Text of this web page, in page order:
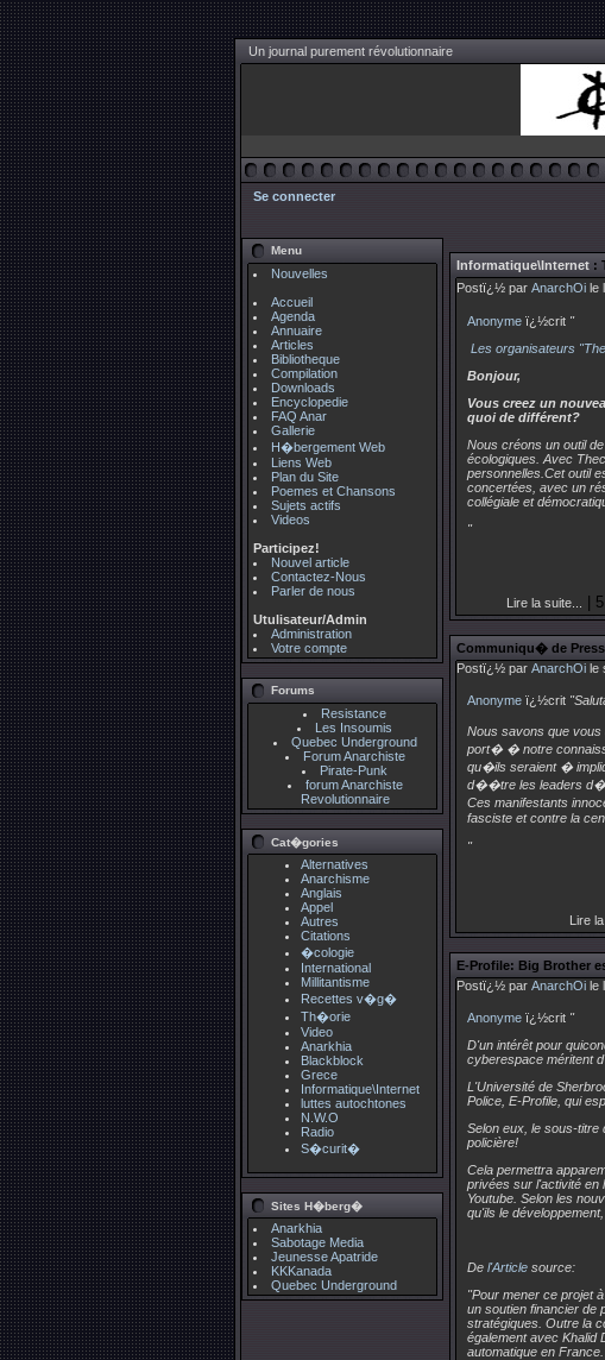
Un journal purement révolutionnaire
Se connecter
Menu
Nouvelles
Accueil
Agenda
Annuaire
Articles
Bibliotheque
Compilation
Downloads
Encyclopedie
FAQ Anar
Gallerie
H�bergement Web
Liens Web
Plan du Site
Poemes et Chansons
Sujets actifs
Videos
Participez!
Nouvel article
Contactez-Nous
Parler de nous
Utulisateur/Admin
Administration
Votre compte
Forums
Resistance
Les Insoumis
Quebec Underground
Forum Anarchiste
Pirate-Punk
forum Anarchiste
Revolutionnaire
Cat�gories
Alternatives
Anarchisme
Anglais
Appel
Autres
Citations
�cologie
International
Millitantisme
Recettes v�g�
Th�orie
Video
Anarkhia
Blackblock
Grece
Informatique\Internet
luttes autochtones
N.W.O
Radio
S�curit�
Sites H�berg�
Anarkhia
Sabotage Media
Jeunesse Apatride
KKKanada
Quebec Underground
Informatique\Internet :
Postï¿½ par AnarchOi le
Anonyme ï¿½crit "
Les organisateurs
Bonjour,
Vous creez un
quoi de différent?
Nous créons un outil
écologiques. Avec
personnelles.Cet outil
concertées, avec un
collégiale et
"
Lire la suite... |
Communiqu� de
Postï¿½ par AnarchOi le
Anonyme ï¿½crit
Nous savons que
port� � notre
qu�ils seraient �
d��tre les leaders
Ces manifestants
fasciste et contre la
"
Lire la
E-Profile: Big Brother
Postï¿½ par AnarchOi le
Anonyme ï¿½crit "
D'un intérêt pour
cyberespace méritent
L'Université de
Police, E-Profile, qui
Selon eux, le sous-titre
policière!
Cela permettra
privées sur l'activité en
Youtube. Selon les
qu'ils le
De l'Article source:
"Pour mener ce projet
un soutien financier de
stratégiques. Outre la
également avec Khalid
automatique en France.